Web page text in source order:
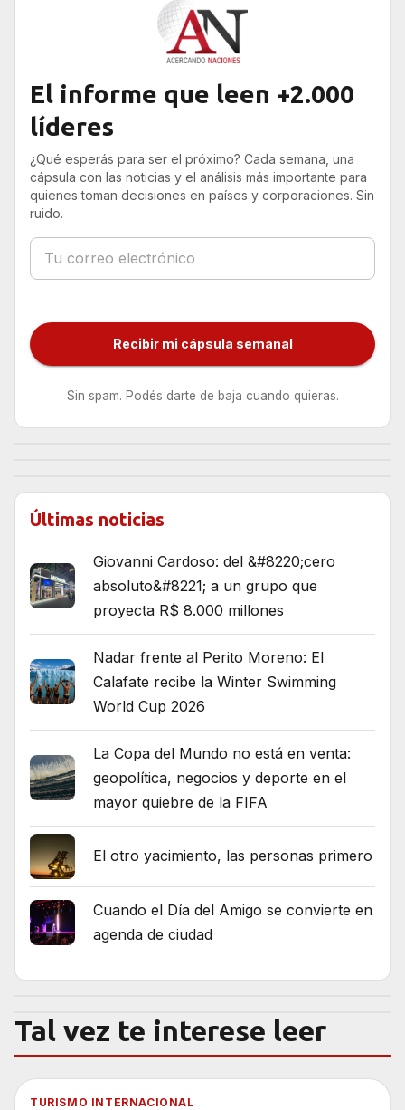
El informe que leen +2.000
líderes
¿Qué esperás para ser el próximo? Cada semana, una
cápsula con las noticias y el análisis más importante para
quienes toman decisiones en países y corporaciones. Sin
ruido.
Recibir mi cápsula semanal
Sin spam. Podés darte de baja cuando quieras.
Últimas noticias
Giovanni Cardoso: del &#8220;cero
absoluto&#8221; a un grupo que
proyecta R$ 8.000 millones
Nadar frente al Perito Moreno: El
Calafate recibe la Winter Swimming
World Cup 2026
La Copa del Mundo no está en venta:
geopolítica, negocios y deporte en el
mayor quiebre de la FIFA
El otro yacimiento, las personas primero
Cuando el Día del Amigo se convierte en
agenda de ciudad
Tal vez te interese leer
TURISMO INTERNACIONAL